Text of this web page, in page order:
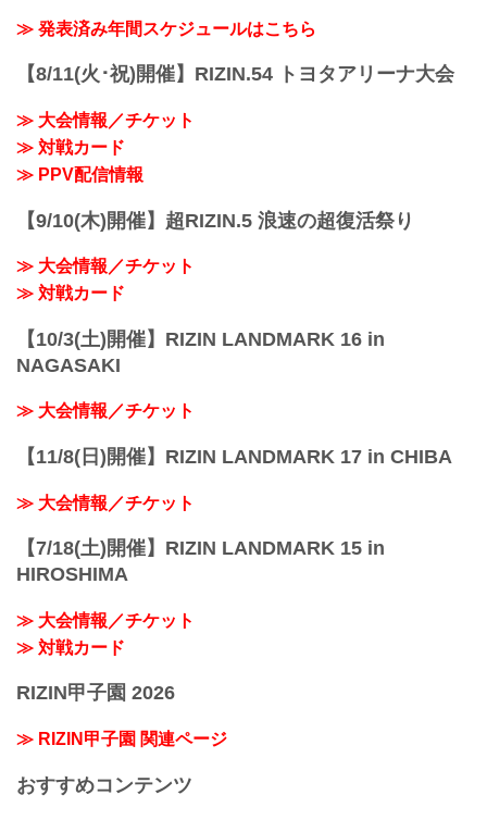
美容クリニック presents RIZIN.38
2022年9月25日（日）10:30開場 / 12:00開
始
終了予定時間
20:00〜21:00頃
≫ 発表済み年間スケジュールはこちら
【8/11(火･祝)開催】RIZIN.54 トヨタアリーナ大会
≫ 大会情報／チケット
≫ 対戦カード
≫ PPV配信情報
【9/10(木)開催】超RIZIN.5 浪速の超復活祭り
≫ 大会情報／チケット
≫ 対戦カード
【10/3(土)開催】RIZIN LANDMARK 16 in
NAGASAKI
≫ 大会情報／チケット
【11/8(日)開催】RIZIN LANDMARK 17 in CHIBA
≫ 大会情報／チケット
【7/18(土)開催】RIZIN LANDMARK 15 in
HIROSHIMA
≫ 大会情報／チケット
≫ 対戦カード
RIZIN甲子園 2026
≫ RIZIN甲子園 関連ページ
おすすめコンテンツ